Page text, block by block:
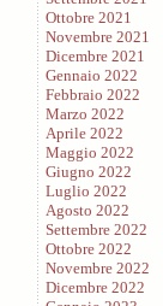
Ottobre 2021
Novembre 2021
Dicembre 2021
Gennaio 2022
Febbraio 2022
Marzo 2022
Aprile 2022
Maggio 2022
Giugno 2022
Luglio 2022
Agosto 2022
Settembre 2022
Ottobre 2022
Novembre 2022
Dicembre 2022